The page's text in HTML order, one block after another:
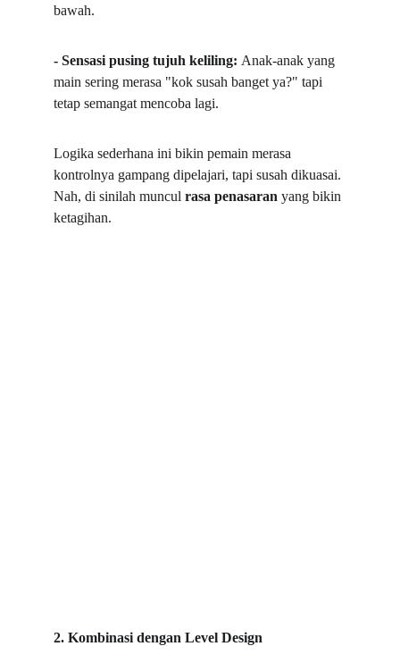
bawah.
- Sensasi pusing tujuh keliling: Anak-anak yang
main sering merasa "kok susah banget ya?" tapi
tetap semangat mencoba lagi.
Logika sederhana ini bikin pemain merasa
kontrolnya gampang dipelajari, tapi susah dikuasai.
Nah, di sinilah muncul rasa penasaran yang bikin
ketagihan.
2. Kombinasi dengan Level Design